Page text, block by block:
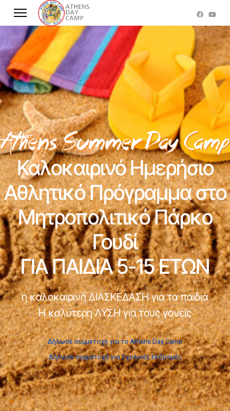
Καλοκαιρινό Ημερήσιο
Αθλητικό Πρόγραμμα στο
Μητροπολιτικό Πάρκο
Γουδί
ΓΙΑ ΠΑΙΔΙΑ 5-15 ΕΤΩΝ
η καλοκαιρινή ΔΙΑΣΚΕΔΑΣΗ για τα παιδιά
Η καλύτερη ΛΥΣΗ για τους γονείς
Δήλωσε συμμετοχή για το Athens Day Camp
Δήλωσε συμμετοχή για Σχολικές Εκδρομές